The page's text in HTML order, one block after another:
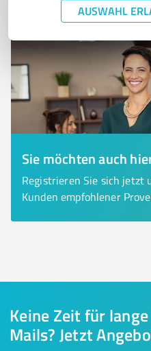
AUSWAHL
Sie möchten auch
Registrieren Sie sich jetzt
Kunden empfohlener
Keine Zeit für
Mails? Jetzt